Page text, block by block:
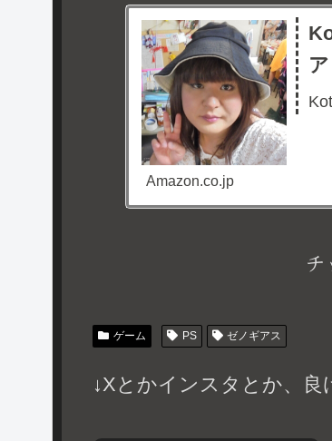
Amazon.co.jp
ゲーム PS ゼノギアス
↓Xとかインスタとか、